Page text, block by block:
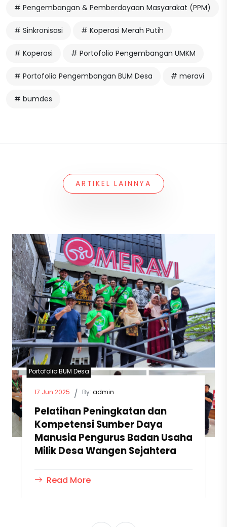
# Pengembangan & Pemberdayaan Masyarakat (PPM)
# Sinkronisasi # Koperasi Merah Putih
# Koperasi # Portofolio Pengembangan UMKM
# Portofolio Pengembangan BUM Desa # meravi
# bumdes
ARTIKEL LAINNYA
Portofolio BUM Desa
17 Jun 2025 / By: admin
Pelatihan Peningkatan dan
Kompetensi Sumber Daya
Manusia Pengurus Badan Usaha
Milik Desa Wangen Sejahtera
Read More